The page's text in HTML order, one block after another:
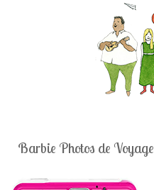
Barbie Photos de Voyage